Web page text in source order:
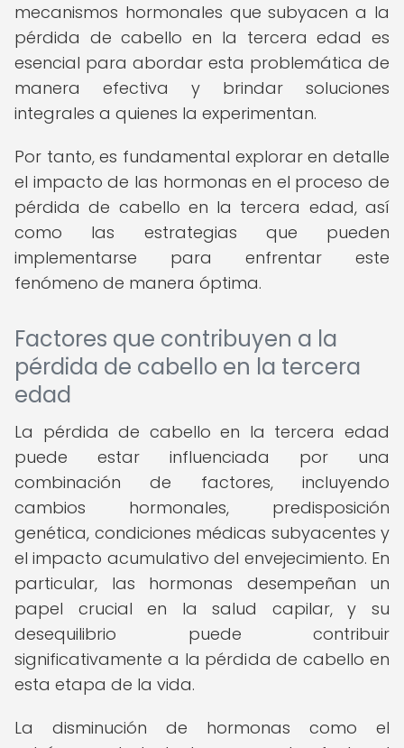
mecanismos hormonales que subyacen a la
pérdida de cabello en la tercera edad es
esencial para abordar esta problemática de
manera efectiva y brindar soluciones
integrales a quienes la experimentan.
Por tanto, es fundamental explorar en detalle
el impacto de las hormonas en el proceso de
pérdida de cabello en la tercera edad, así
como las estrategias que pueden
implementarse para enfrentar este
fenómeno de manera óptima.
Factores que contribuyen a la
pérdida de cabello en la tercera
edad
La pérdida de cabello en la tercera edad
puede estar influenciada por una
combinación de factores, incluyendo
cambios hormonales, predisposición
genética, condiciones médicas subyacentes y
el impacto acumulativo del envejecimiento. En
particular, las hormonas desempeñan un
papel crucial en la salud capilar, y su
desequilibrio puede contribuir
significativamente a la pérdida de cabello en
esta etapa de la vida.
La disminución de hormonas como el